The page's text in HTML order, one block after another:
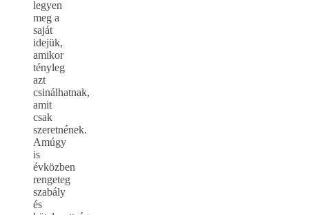
legyen
meg a
saját
idejük,
amikor
tényleg
azt
csinálhatnak,
amit
csak
szeretnének.
Amúgy
is
évközben
rengeteg
szabály
és